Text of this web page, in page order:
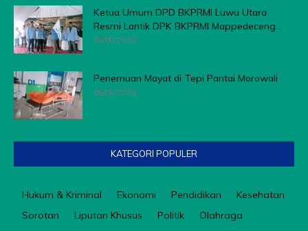
Ketua Umum DPD BKPRMI Luwu Utara
Resmi Lantik DPK BKPRMI Mappedeceng...
03/08/2026
Penemuan Mayat di Tepi Pantai Morowali
05/08/2026
KATEGORI POPULER
Hukum & Kriminal Ekonomi Pendidikan
Kesehatan
Sorotan
Liputan Khusus Politik
Olahraga